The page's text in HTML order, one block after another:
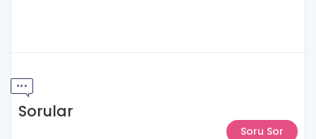
Sorular
Soru Sor